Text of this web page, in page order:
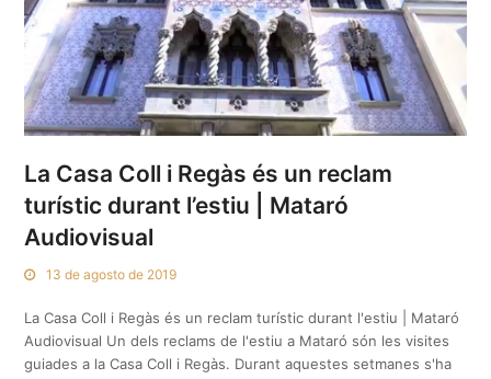
La Casa Coll i Regàs és un reclam
turístic durant l’estiu | Mataró
Audiovisual
13 de agosto de 2019
La Casa Coll i Regàs és un reclam turístic durant l'estiu | Mataró
Audiovisual Un dels reclams de l'estiu a Mataró són les visites
guiades a la Casa Coll i Regàs. Durant aquestes setmanes s'ha